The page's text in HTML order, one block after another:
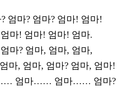
엄마? 엄마? 엄마! 엄마!
마! 엄마! 엄마! 엄마.
마? 엄마, 엄마, 엄마,
, 엄마, 엄마? 엄마, 엄마!
엄마…… 엄마…… 엄마?